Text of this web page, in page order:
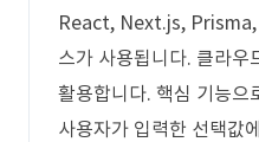
React, Next.js, Prisma,
스가 사용됩니다. 클라우
활용합니다. 핵심 기능으
사용자가 입력한 선택값